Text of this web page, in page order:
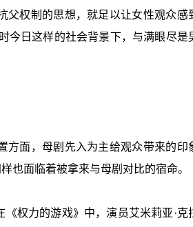
父权制的思想，就足以让女性观众感
今日这样的社会背景下，与满眼尽是
方面，母剧先入为主给观众带来的印
也面临着被拿来与母剧对比的宿命。
权力的游戏》中，演员艾米莉亚·克